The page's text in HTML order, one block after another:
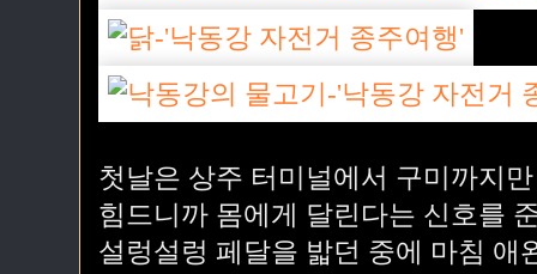
첫날은 상주 터미널에서 구미까지
힘드니까 몸에게 달린다는 신호를
설렁설렁 페달을 밟던 중에 마침 애